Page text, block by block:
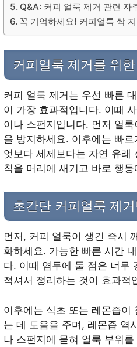
Q&A: 커피 얼룩 제거 관련 자
꼭 기억하세요! 커피얼룩 싹
커피얼룩 제거를 위
커피 얼룩 제거는 우선 빠른
이 가장 효과적입니다. 이때
이나 스펀지입니다. 먼저 얼
을 방지하세요. 이후에는 빠
엇보다 세제보다는 자연 유래
칙을 머리에 새기고 바로 행
초간단 커피얼룩 제
먼저, 커피 얼룩이 생긴 즉시
화하세요. 가능한 빠른 시간
다. 이때 염두에 둘 점은 너무
적셔서 정리하는 것이 효과적
이후에는 식초 또는 레몬즙이
는 데 도움을 주며, 레몬즙 역
나 스펀지에 묻혀 얼룩 부위